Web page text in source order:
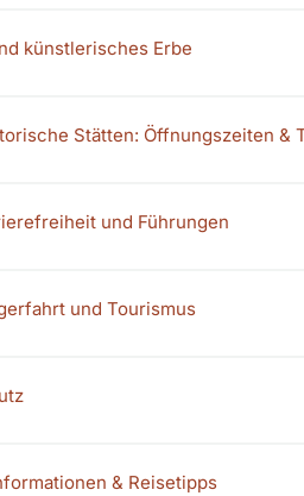
künstlerisches Erbe
Stätten: Öffnungszeiten &
und Führungen
und Tourismus
& Reisetipps